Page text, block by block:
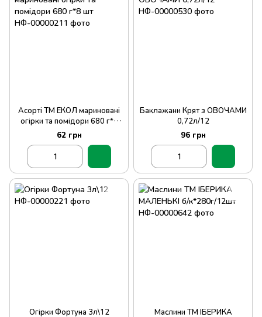
Асорті ТМ ЕКОЛ мариновані
огірки та помідори 680 г*8
шт
62 грн
Баклажани Крят з ОВОЧАМИ
0,72л/12
96 грн
Огірки Фортуна 3л\12 Маслини ТМ ІБЕРИКА